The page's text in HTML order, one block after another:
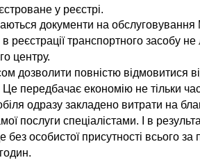
у реєстрі.
документи на
транспортного засобу
центру.
дозволити повністю відмовитися
передбачає економію не тільки
одразу закладено витрати на
послуги спеціалістами. І в
особистої присутності всього за